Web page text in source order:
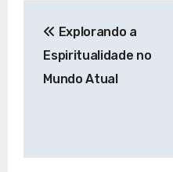
de
Post
Explorando a
Espiritualidade no
Mundo Atual